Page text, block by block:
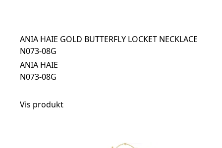
ANIA HAIE GOLD BUTTERFLY LOCKET NECKLACE
N073-08G
ANIA HAIE
N073-08G
Vis produkt